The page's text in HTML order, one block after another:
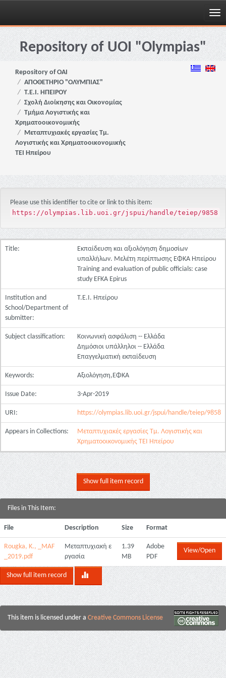
Skip
navigationRepository of UOI "Olympias"
Repository of OAI
ΑΠΟΘΕΤΗΡΙΟ "ΟΛΥΜΠΙΑΣ"
Τ.Ε.Ι. ΗΠΕΙΡΟΥ
Σχολή Διοίκησης και Οικονομίας
Τμήμα Λογιστικής και
Χρηματοοικονομικής
Μεταπτυχιακές εργασίες Τμ.
Λογιστικής και Χρηματοοικονομικής
ΤΕΙ Ηπείρου
Please use this identifier to cite or link to this item:
https://olympias.lib.uoi.gr/jspui/handle/teiep/9858
Title:
Εκπαίδευση και αξιολόγηση δημοσίων
υπαλλήλων. Μελέτη περίπτωσης ΕΦΚΑ Ηπείρου
Training and evaluation of public officials: case
study EFKA Epirus
Institution and
School/Department of
submitter:
Τ.Ε.Ι. Ηπείρου
Subject classification:
Κοινωνική ασφάλιση -- Ελλάδα
Δημόσιοι υπάλληλοι -- Ελλάδα
Επαγγελματική εκπαίδευση
Keywords: Αξιολόγηση,ΕΦΚΑ
Issue Date: 3-Apr-2019
URI: https://olympias.lib.uoi.gr/jspui/handle/teiep/9858
Appears in Collections:
Μεταπτυχιακές εργασίες Τμ. Λογιστικής και
Χρηματοοικονομικής ΤΕΙ Ηπείρου
Show full item record
Files in This Item:
File Description Size Format
Rougka, K., _MAF
_2019.pdf
Μεταπτυχιακή ε
ργασία
1.39
MB
Adobe
PDF
View/Open
Show full item record
This item is licensed under a Creative Commons License